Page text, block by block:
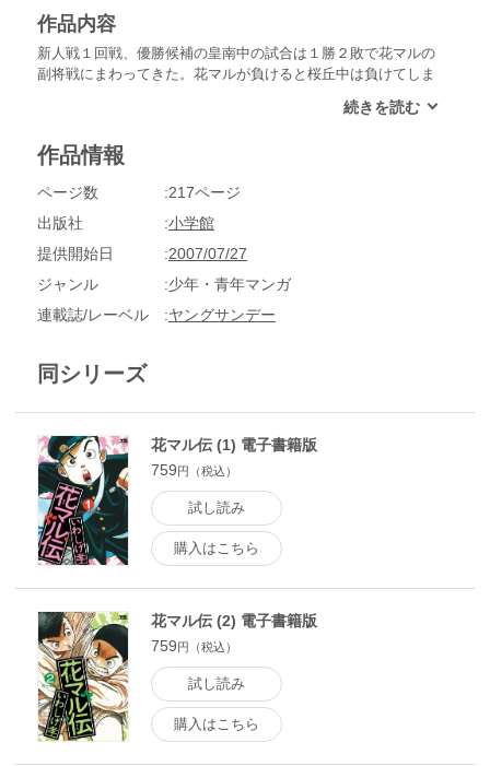
作品内容
新人戦１回戦、優勝候補の皇南中の試合は１勝２敗で花マルの
副将戦にまわってきた。花マルが負けると桜丘中は負けてしま
が始まると、実力ではかなわないが気力では上回り、接戦を繰
絶して終わってしまう。
作品情報
ページ数
217ページ
出版社
小学館
提供開始日
2007/07/27
ジャンル
少年・青年マンガ
連載誌/レーベル
ヤングサンデー
同シリーズ
花マル伝 (1) 電子書籍版
759円（税込）
試し読み
購入はこちら
花マル伝 (2) 電子書籍版
759円（税込）
試し読み
購入はこちら